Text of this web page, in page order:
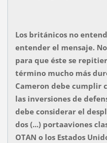
Los británicos no
entender el mensaje.
para que éste se
término mucho más
Cameron debe cumplir
las inversiones de
debe considerar el
dos (...) portaaviones
OTAN o los Estados